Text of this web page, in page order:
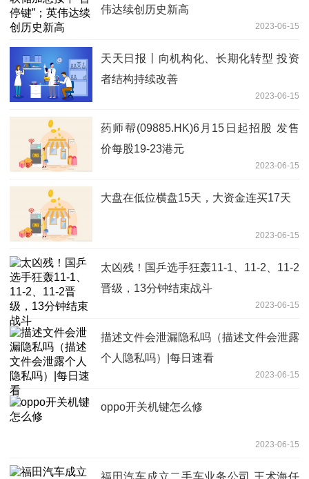
伟达续创历史新高
2023-06-15
天天日报丨向机构化、长期化转型 投资
者结构持续改善
2023-06-15
药师帮(09885.HK)6月15日起招股 发售
价每股19-23港元
2023-06-15
大盘在低位横盘15天，大资金连买17天
2023-06-15
太凶残！国乒选手狂轰11-1、11-2、11-2
晋级，13分钟结束战斗
2023-06-15
描述文件会泄漏隐私吗（描述文件会泄露
个人隐私吗）|每日速看
2023-06-15
oppo开关机键怎么修
2023-06-15
福田汽车成立二手车业务公司 王术海任